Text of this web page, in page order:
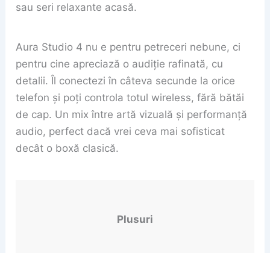
sau seri relaxante acasă.
Aura Studio 4 nu e pentru petreceri nebune, ci
pentru cine apreciază o audiție rafinată, cu
detalii. Îl conectezi în câteva secunde la orice
telefon și poți controla totul wireless, fără bătăi
de cap. Un mix între artă vizuală și performanță
audio, perfect dacă vrei ceva mai sofisticat
decât o boxă clasică.
Plusuri